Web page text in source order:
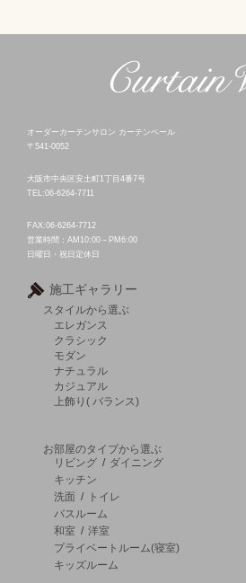
オーダーカーテンサロン カーテンベール
〒541-0052
大阪市中央区安土町1丁目4番7号
TEL:06-6264-7711
FAX:06-6264-7712
営業時間：AM10:00～PM6:00
日曜日・祝日定休日
施工ギャラリー
スタイルから選ぶ
エレガンス
クラシック
モダン
ナチュラル
カジュアル
上飾り( バランス)
お部屋のタイプから選ぶ
リビング / ダイニング
キッチン
洗面 /
トイレ
バスルーム
和室 / 洋室
プライベートルーム(寝室)
キッズルーム